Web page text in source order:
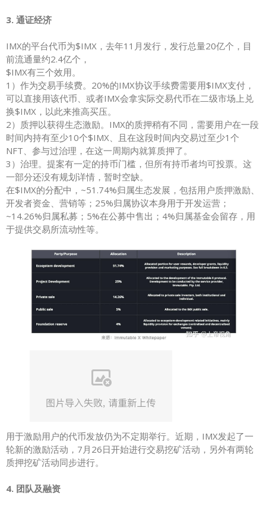
3. 通证经济
IMX的平台代币为$IMX，去年11月发行，发行总量20亿个，目
前流通量约2.4亿个，
$IMX有三个效用。
1）作为交易手续费。20%的IMX协议手续费需要用$IMX支付，
可以直接用该代币、或者IMX会拿实际交易代币在二级市场上兑
换$IMX，以此来推高买压。
2）质押以获得生态激励。IMX的质押稍有不同，需要用户在一段
时间内持有至少10个$IMX、且在这段时间内交易过至少1个
NFT、参与过治理，在这一周期内就算质押了。
3）治理。提案有一定的持币门槛，但所有持币者均可投票。这
一部分还没有规划详情，暂时空缺。
在$IMX的分配中，~51.74%归属生态发展，包括用户质押激励、
开发者资金、营销等；25%归属协议本身用于开发运营；
~14.26%归属私募；5%在公募中售出；4%归属基金会留存，用
于提供交易所流动性等。
用于激励用户的代币发放仍为不定期举行。近期，IMX发起了一
轮新的激励活动，7月26日开始进行交易挖矿活动，另外有两轮
质押挖矿活动同步进行。
4. 团队及融资